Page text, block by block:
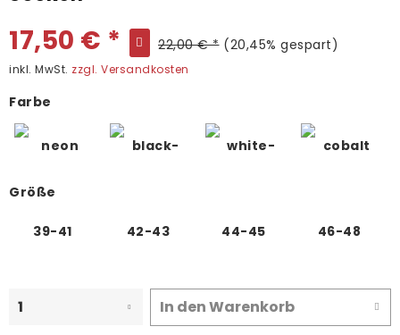
17,50 € * 22,00 € * (20,45% gespart)
inkl. MwSt. zzgl. Versandkosten
Farbe
Größe
39-41 42-43 44-45 46-48
In denWarenkorb